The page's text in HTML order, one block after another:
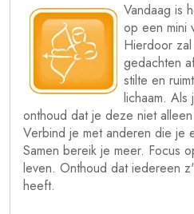
Vandaag is
op een mini
Hierdoor
gedachten
stilte en
lichaam.
onthoud dat je deze niet
Verbind je met anderen die je
Samen bereik je meer. Focus
leven. Onthoud dat iedereen
heeft.